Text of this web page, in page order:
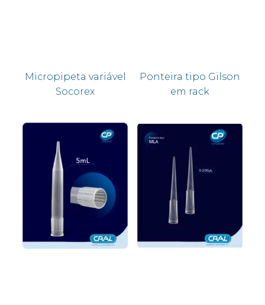
Micropipeta variável
Socorex
Ponteira tipo Gilson
em rack